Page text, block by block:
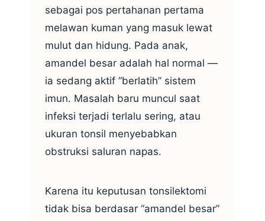
sebagai pos pertahanan pertama
melawan kuman yang masuk lewat
mulut dan hidung. Pada anak,
amandel besar adalah hal normal —
ia sedang aktif “berlatih” sistem
imun. Masalah baru muncul saat
infeksi terjadi terlalu sering, atau
ukuran tonsil menyebabkan
obstruksi saluran napas.
Karena itu keputusan tonsilektomi
tidak bisa berdasar “amandel besar”